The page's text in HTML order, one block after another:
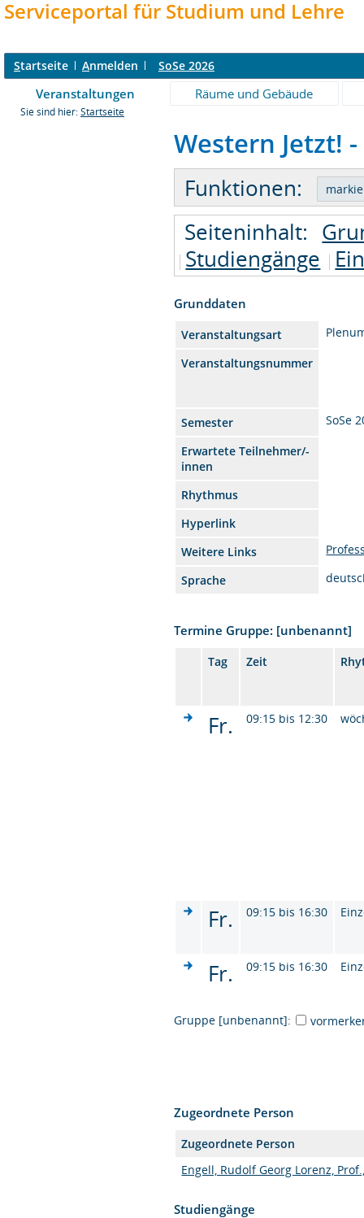
Serviceportal für Studium und Lehre
Startseite Anmelden SoSe 2026
Veranstaltungen Räume und Gebäude
Sie sind hier: Startseite
Western Jetzt!
Funktionen:
Seiteninhalt:
Studiengänge
Grunddaten
Veranstaltungsart
Veranstaltungsnummer
Semester
SoSe
Erwartete Teilnehmer/-
innen
Rhythmus
Hyperlink
Weitere Links
Sprache
Termine Gruppe: [unbenannt]
Tag Zeit
Fr. 09:15 bis 12:30
Fr. 09:15 bis 16:30
Fr. 09:15 bis 16:30
Gruppe [unbenannt]:
Zugeordnete Person
Zugeordnete Person
Engell, Rudolf Georg Lorenz,
Studiengänge